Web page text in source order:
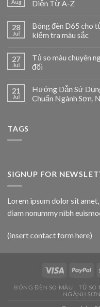
Aug
Diện Từ A-Z
28
Jul
Bóng đèn D65 cho
kiểm tra màu sắc
27
Jul
Tủ so màu chuyên
đối
21
Jul
Hướng Dẫn Sử
Chuẩn Ngành Sơn,
TAGS
SIGNUP FOR
Lorem ipsum dolor sit
diam nonummy nibh
(insert contact form here)
BÓNG ĐÈN SO MÀU TỦ SO
NGÀNH SƠN